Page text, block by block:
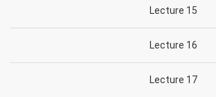
Lecture 15
Lecture 16
Lecture 17